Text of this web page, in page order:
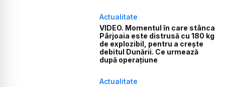
Actualitate
VIDEO. Momentul în care stânca
Pârjoaia este distrusă cu 180 kg
de explozibil, pentru a crește
debitul Dunării. Ce urmează
după operațiune
Actualitate